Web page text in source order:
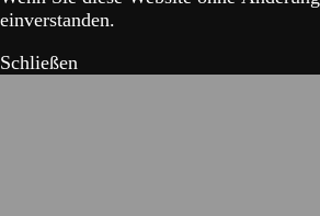
einverstanden.
Schließen